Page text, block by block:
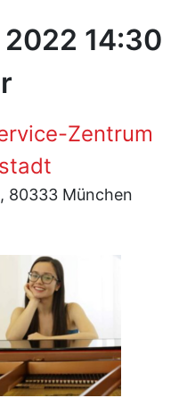
2022 14:30
Zentrum
80333 München